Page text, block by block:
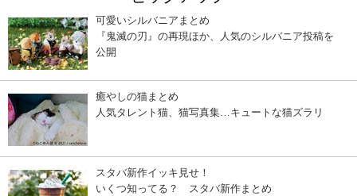
可愛いシルバニアまとめ
『鬼滅の刃』の再現ほか、人気のシルバニア投稿を
公開
癒やしの猫まとめ
人気タレント猫、猫写真集…キュートな猫ズラリ
スタバ新作イッキ見せ！
いくつ知ってる？ スタバ新作まとめ